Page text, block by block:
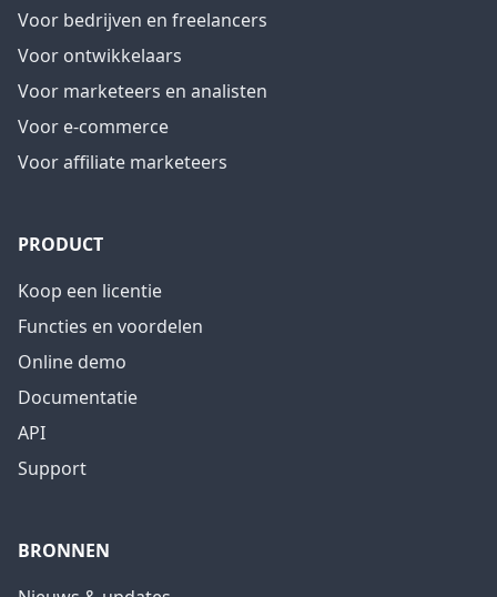
Voor bedrijven en freelancers
Voor ontwikkelaars
Voor marketeers en analisten
Voor e-commerce
Voor affiliate marketeers
PRODUCT
Koop een licentie
Functies en voordelen
Online demo
Documentatie
API
Support
BRONNEN